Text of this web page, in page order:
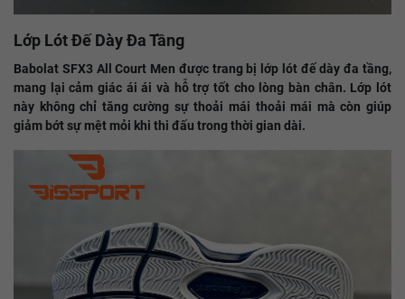
Lớp Lót Đế Dày Đa Tầng
Babolat SFX3 All Court Men được trang bị lớp lót đế dày đa tầng,
mang lại cảm giác ái ái và hỗ trợ tốt cho lòng bàn chân. Lớp lót
này không chỉ tăng cường sự thoải mái thoải mái mà còn giúp
giảm bớt sự mệt mỏi khi thi đấu trong thời gian dài.